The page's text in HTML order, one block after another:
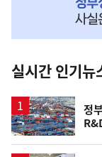
뉴
스
실시간 인기뉴
정